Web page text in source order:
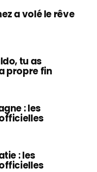
a volé le rêve
tu as
propre fin
: les
: les